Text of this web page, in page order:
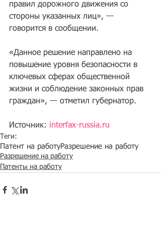
правил дорожного движения со
стороны указанных лиц», —
говорится в сообщении.
«Данное решение направлено на
повышение уровня безопасности в
ключевых сферах общественной
жизни и соблюдение законных прав
граждан», — отметил губернатор.
Источник: interfax-russia.ru
Теги:
Патент на работуРазрешение на работу
Разрешение на работу
Патенты на работу